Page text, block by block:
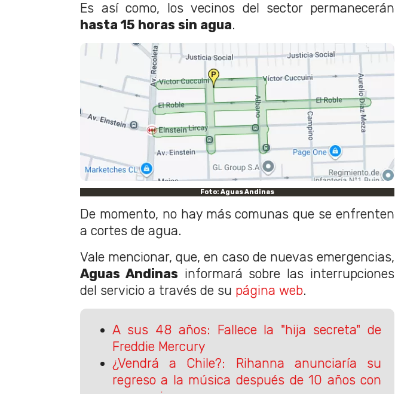
Es así como, los vecinos del sector permanecerán
hasta 15 horas sin agua.
Foto: Aguas Andinas
De momento, no hay más comunas que se enfrenten
a cortes de agua.
Vale mencionar, que, en caso de nuevas emergencias,
Aguas Andinas informará sobre las interrupciones
del servicio a través de su página web.
A sus 48 años: Fallece la "hija secreta" de
Freddie Mercury
¿Vendrá a Chile?: Rihanna anunciaría su
regreso a la música después de 10 años con